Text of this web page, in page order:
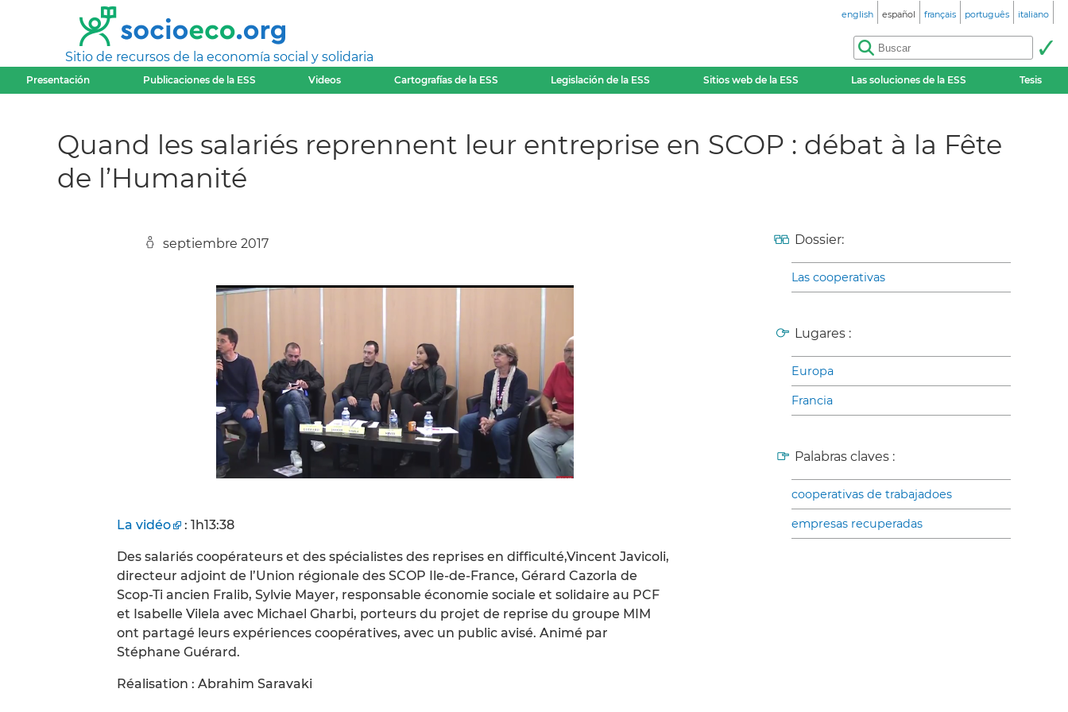
Sitio de recursos de la economía social y solidaria
english español français português italiano
Presentación Publicaciones de la ESS Videos Cartografías de la ESS Legislación de la ESS Sitios web de la ESS Las soluciones de la ESS Tesis
Quand les salariés reprennent leur entreprise en SCOP : débat à la Fête
de l’Humanité
septiembre 2017
La vidéo : 1h13:38
Des salariés coopérateurs et des spécialistes des reprises en difficulté,Vincent Javicoli,
directeur adjoint de l’Union régionale des SCOP Ile-de-France, Gérard Cazorla de
Scop-Ti ancien Fralib, Sylvie Mayer, responsable économie sociale et solidaire au PCF
et Isabelle Vilela avec Michael Gharbi, porteurs du projet de reprise du groupe MIM
ont partagé leurs expériences coopératives, avec un public avisé. Animé par
Stéphane Guérard.
Réalisation : Abrahim Saravaki
Dossier:
Las cooperativas
Lugares :
Europa
Francia
Palabras claves :
cooperativas de trabajadoes
empresas recuperadas